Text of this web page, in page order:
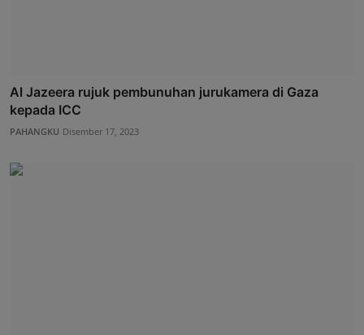
Al Jazeera rujuk pembunuhan jurukamera di Gaza
kepada ICC
PAHANGKU Disember 17, 2023